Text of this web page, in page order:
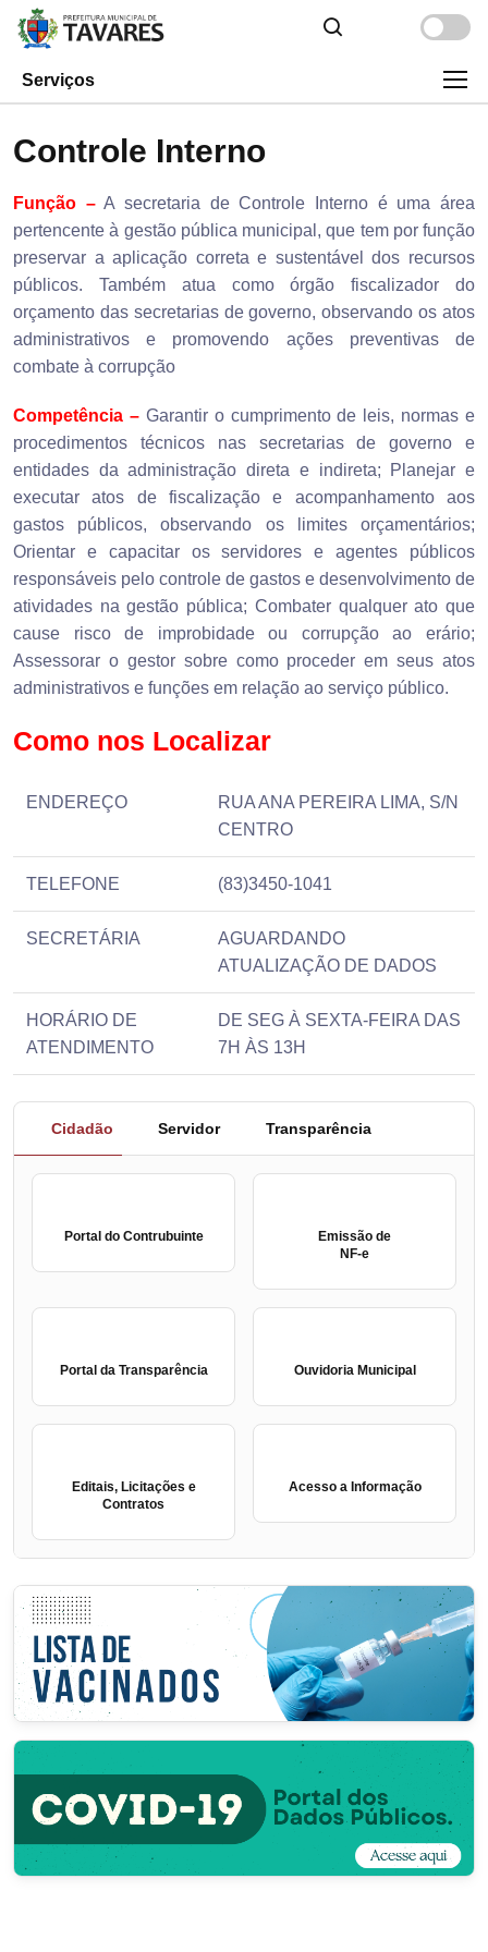
Serviços
Controle Interno
Função –A secretaria de Controle Interno é uma área
pertencente à gestão pública municipal, que tem por função
preservar a aplicação correta e sustentável dos recursos
públicos. Também atua como órgão fiscalizador do
orçamento das secretarias de governo, observando os atos
administrativos e promovendo ações preventivas de
combate à corrupção
Competência – Garantir o cumprimento de leis, normas e
procedimentos técnicos nas secretarias de governo e
entidades da administração direta e indireta; Planejar e
executar atos de fiscalização e acompanhamento aos
gastos públicos, observando os limites orçamentários;
Orientar e capacitar os servidores e agentes públicos
responsáveis pelo controle de gastos e desenvolvimento de
atividades na gestão pública; Combater qualquer ato que
cause risco de improbidade ou corrupção ao erário;
Assessorar o gestor sobre como proceder em seus atos
administrativos e funções em relação ao serviço público.
Como nos Localizar
ENDEREÇO
RUA ANA PEREIRA LIMA, S/N
CENTRO
TELEFONE (83)3450-1041
SECRETÁRIA
AGUARDANDO
ATUALIZAÇÃO DE DADOS
HORÁRIO DE
ATENDIMENTO
DE SEG À SEXTA-FEIRA DAS
7H ÀS 13H
Cidadão Servidor Transparência
Portal do Contrubuinte
Emissão de
NF-e
Portal da Transparência Ouvidoria Municipal
Editais, Licitações e
Contratos
Acesso a Informação